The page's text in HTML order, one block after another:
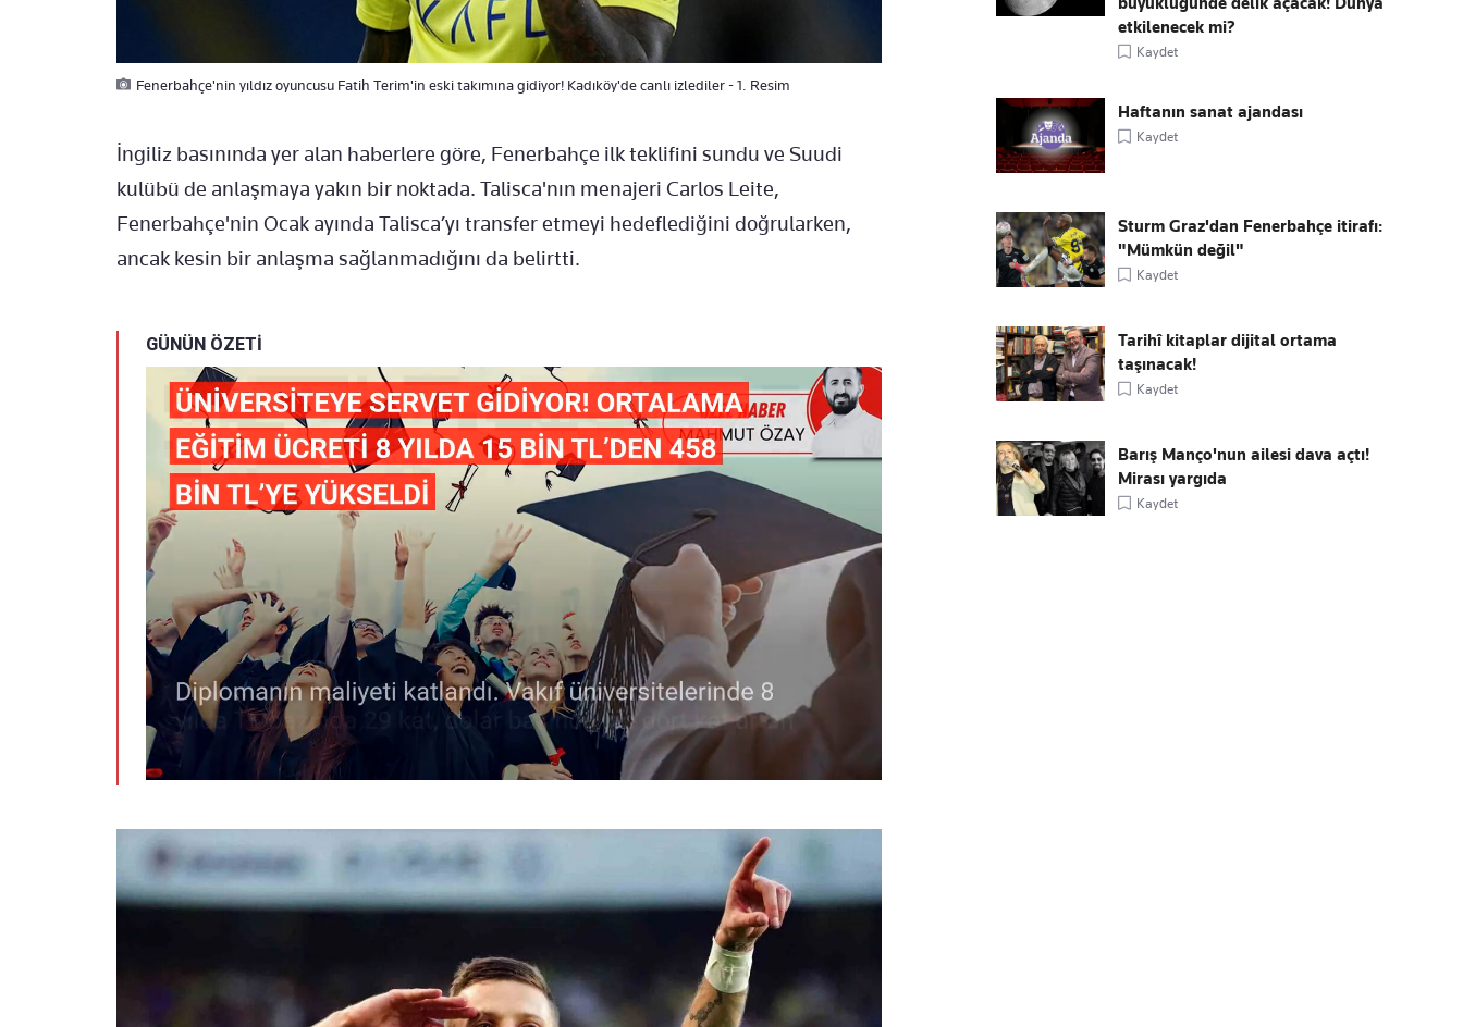
Fenerbahçe'nin yıldız oyuncusu Fatih Terim'in eski takımına gidiyor! Kadıköy'de canlı izlediler - 1. Resim
İngiliz basınında yer alan haberlere göre, Fenerbahçe ilk teklifini sundu ve Suudi
kulübü de anlaşmaya yakın bir noktada. Talisca'nın menajeri Carlos Leite,
Fenerbahçe'nin Ocak ayında Talisca’yı transfer etmeyi hedeflediğini doğrularken,
ancak kesin bir anlaşma sağlanmadığını da belirtti.
GÜNÜN ÖZETİ
etkilenecek mi?
Kaydet
Haftanın sanat ajandası
Kaydet
Sturm Graz'dan Fenerbahçe itirafı:
"Mümkün değil"
Kaydet
Tarihî kitaplar dijital ortama
taşınacak!
Kaydet
Barış Manço'nun ailesi dava açtı!
Mirası yargıda
Kaydet